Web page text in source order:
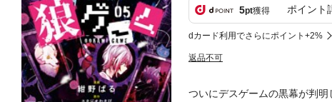
5pt獲得 ポイント
dカード利用でさらにポイント+2%
返品不可
ついにデスゲームの黒幕が判